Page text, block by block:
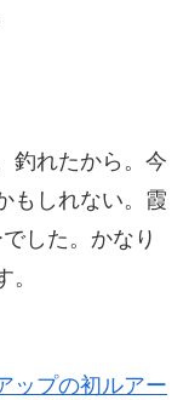
釣れたから。今
もしれない。霞
した。かなり
ップの初ルアー